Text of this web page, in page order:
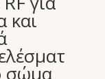
και
σώμα